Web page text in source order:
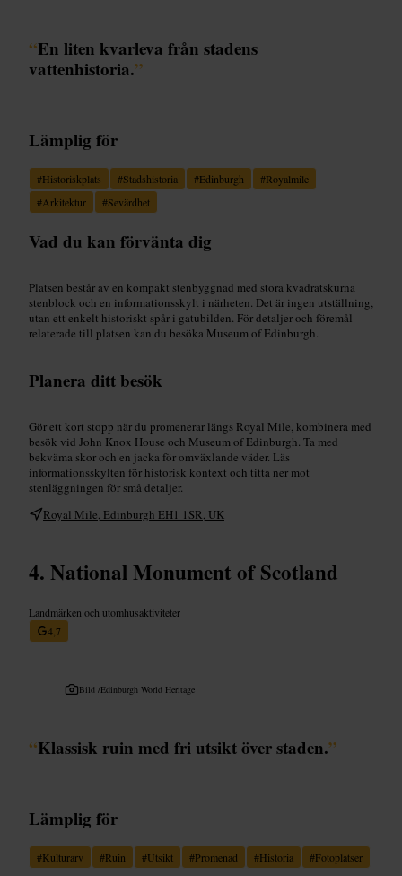
“En liten kvarleva från stadens
vattenhistoria.”
Lämplig för
#Historiskplats #Stadshistoria #Edinburgh #Royalmile
#Arkitektur #Sevärdhet
Vad du kan förvänta dig
Platsen består av en kompakt stenbyggnad med stora kvadratskurna
stenblock och en informationsskylt i närheten. Det är ingen utställning,
utan ett enkelt historiskt spår i gatubilden. För detaljer och föremål
relaterade till platsen kan du besöka Museum of Edinburgh.
Planera ditt besök
Gör ett kort stopp när du promenerar längs Royal Mile, kombinera med
besök vid John Knox House och Museum of Edinburgh. Ta med
bekväma skor och en jacka för omväxlande väder. Läs
informationsskylten för historisk kontext och titta ner mot
stenläggningen för små detaljer.
Royal Mile, Edinburgh EH1 1SR, UK
National Monument of Scotland
Landmärken och utomhusaktiviteter
4,7
Bild /Edinburgh World Heritage
“Klassisk ruin med fri utsikt över staden.”
Lämplig för
#Kulturarv #Ruin #Utsikt #Promenad #Historia #Fotoplatser